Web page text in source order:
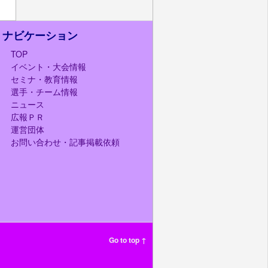
ナビケーション
TOP
イベント・大会情報
セミナ・教育情報
選手・チーム情報
ニュース
広報ＰＲ
運営団体
お問い合わせ・記事掲載依頼
Go to top ↑